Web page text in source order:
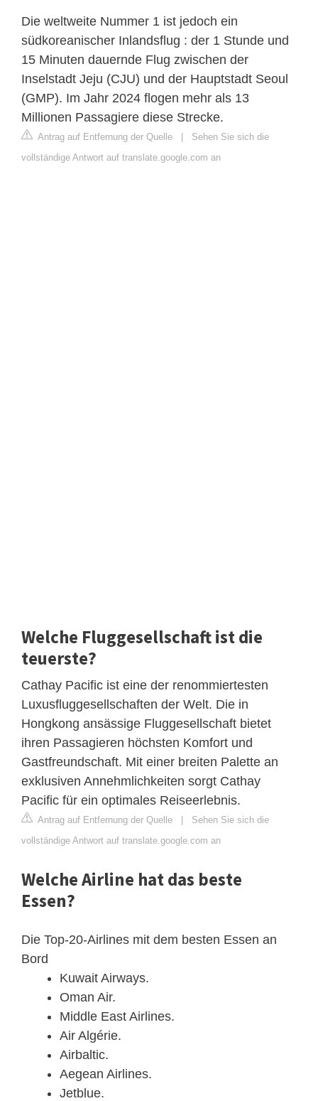
Die weltweite Nummer 1 ist jedoch ein
südkoreanischer Inlandsflug : der 1 Stunde und
15 Minuten dauernde Flug zwischen der
Inselstadt Jeju (CJU) und der Hauptstadt Seoul
(GMP). Im Jahr 2024 flogen mehr als 13
Millionen Passagiere diese Strecke.
Antrag auf Entfernung der Quelle | Sehen Sie sich die
vollständige Antwort auf translate.google.com an
Welche Fluggesellschaft ist die
teuerste?
Cathay Pacific ist eine der renommiertesten
Luxusfluggesellschaften der Welt. Die in
Hongkong ansässige Fluggesellschaft bietet
ihren Passagieren höchsten Komfort und
Gastfreundschaft. Mit einer breiten Palette an
exklusiven Annehmlichkeiten sorgt Cathay
Pacific für ein optimales Reiseerlebnis.
Antrag auf Entfernung der Quelle | Sehen Sie sich die
vollständige Antwort auf translate.google.com an
Welche Airline hat das beste
Essen?
Die Top-20-Airlines mit dem besten Essen an
Bord
Kuwait Airways.
Oman Air.
Middle East Airlines.
Air Algérie.
Airbaltic.
Aegean Airlines.
Jetblue.